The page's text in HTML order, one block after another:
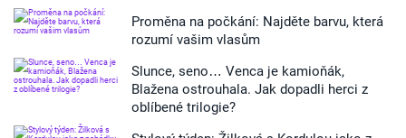
Proměna na počkání: Najděte barvu, která
rozumí vašim vlasům
Slunce, seno… Venca je kamioňák,
Blažena ostrouhala. Jak dopadli herci z
oblíbené trilogie?